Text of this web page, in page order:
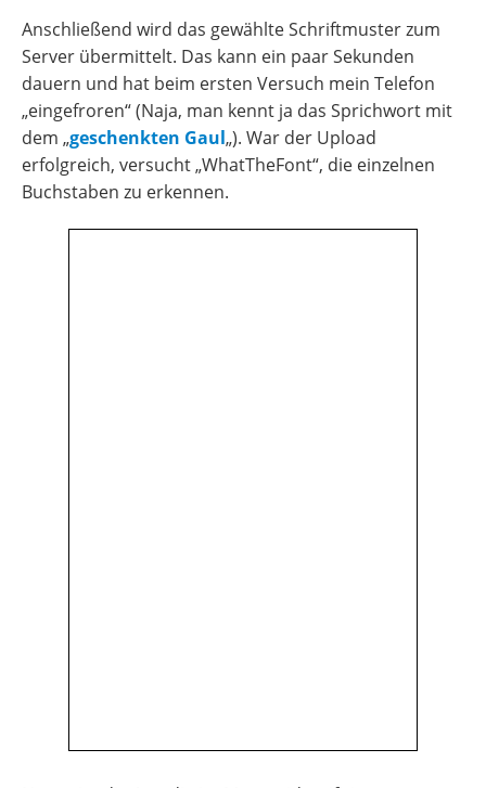
Anschließend wird das gewählte Schriftmuster zum
Server übermittelt. Das kann ein paar Sekunden
dauern und hat beim ersten Versuch mein Telefon
„eingefroren“ (Naja, man kennt ja das Sprichwort mit
dem „geschenkten Gaul„). War der Upload
erfolgreich, versucht „WhatTheFont“, die einzelnen
Buchstaben zu erkennen.